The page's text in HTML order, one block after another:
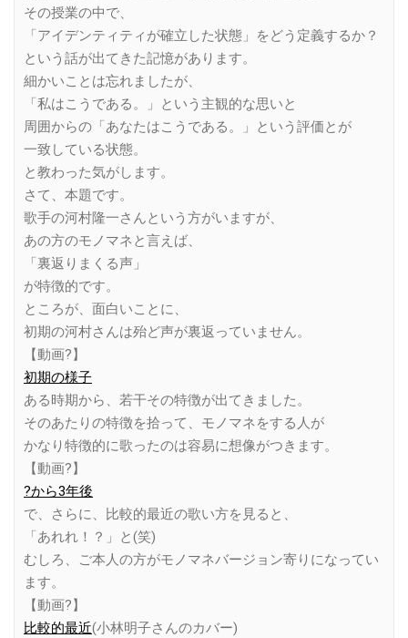
その授業の中で、
「アイデンティティが確立した状態」をどう定義するか？
という話が出てきた記憶があります。
細かいことは忘れましたが、
「私はこうである。」という主観的な思いと
周囲からの「あなたはこうである。」という評価とが
一致している状態。
と教わった気がします。
さて、本題です。
歌手の河村隆一さんという方がいますが、
あの方のモノマネと言えば、
「裏返りまくる声」
が特徴的です。
ところが、面白いことに、
初期の河村さんは殆ど声が裏返っていません。
【動画?】
初期の様子
ある時期から、若干その特徴が出てきました。
そのあたりの特徴を拾って、モノマネをする人が
かなり特徴的に歌ったのは容易に想像がつきます。
【動画?】
?から3年後
で、さらに、比較的最近の歌い方を見ると、
「あれれ！？」と(笑)
むしろ、ご本人の方がモノマネバージョン寄りになってい
ます。
【動画?】
比較的最近(小林明子さんのカバー)